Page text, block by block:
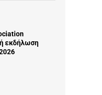
εκδήλωση